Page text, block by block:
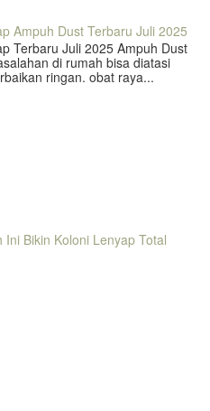
Ampuh Dust Terbaru Juli 2025
Terbaru Juli 2025 Ampuh Dust
di rumah bisa diatasi
ringan. obat raya...
Bikin Koloni Lenyap Total